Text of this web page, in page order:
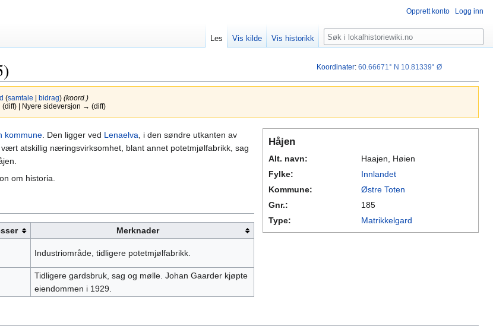
(samtale bidrag) (koord.)
| Nyere sideversjon → (diff)
Håjen
Alt. navn:
Haajen, Høien
Fylke:
Innlandet
Kommune:
Østre Toten
Gnr.:
185
Type:
Matrikkelgard
kommune . Den ligger ved Lenaelva , i den søndre utkanten av
vært atskillig næringsvirksomhet, blant annet potetmjølfabrikk, sag
om historia.
Merknader
Industriområde, tidligere potetmjølfabrikk.
Tidligere gardsbruk, sag og mølle. Johan Gaarder kjøpte
eiendommen i 1929.
Koordinater:60.66671° N 10.81339° Ø
Opprett konto Logg inn
Les Vis kilde Vis historikk Søk